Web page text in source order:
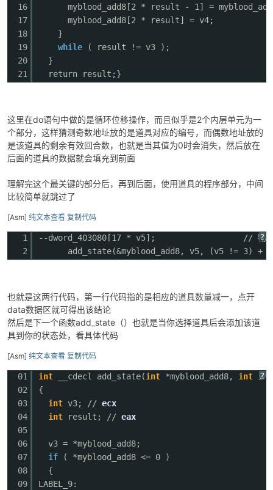
16
17
18
19
20
21
myblood_add8[2 * result - 1] =
myblood_add8[2 * result] = v4;
}
while
( result != v3 );
}
return result;}
这里在do语句中做的是循环位移操作，而且似乎是2个内层单元为一
个部分，这样猜测奇数地址放的是道具对应的编号，而偶数地址放的
是该道具的剩余有效回合数，也就是当其值为0时会消失，然后放在
后面的道具的数据就会填充到前面
理解完这个最关键的部分后，再到后面，使用道具的程序部分，中间
比较简单就跳过了
[Asm] 纯文本查看 复制代码
?
1
2
--dword_403080[17 * v5]; // 物品数
add_state(&myblood_add8, v5, (v5 != 3) +
也就是这两行代码，第一行代码指的是相应的道具数量减一，点开
data数据区就可得出该结论
然后是下一个函数add_state（）也就是当你选择道具后会添加该道
具到你的状态处，看具体代码
[Asm] 纯文本查看 复制代码
?
01
02
03
04
05
06
07
08
09
int __cdecl add_state(int *myblood_add8, int
{
int v3; // ecx
int
result; // eax
v3 = *myblood_add8;
if
( *myblood_add8 <= 0 ) // 状态
{
LABEL_9: // 状态个